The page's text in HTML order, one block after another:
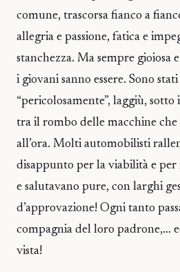
comune, trascorsa fianco a
allegria e passione, fatica e
stanchezza. Ma sempre gioiosa
i giovani sanno essere. Sono
“pericolosamente”, laggiù,
tra il rombo delle macchine che
all’ora. Molti automobilisti
disappunto per la viabilità e
e salutavano pure, con larghi
d’approvazione! Ogni tanto
compagnia del loro padrone,…
vista!